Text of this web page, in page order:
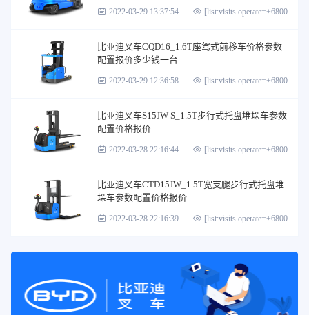
2022-03-29 13:37:54 [list:visits operate=+6800]
比亚迪叉车CQD16_1.6T座驾式前移车价格参数
配置报价多少钱一台
2022-03-29 12:36:58 [list:visits operate=+6800]
比亚迪叉车S15JW-S_1.5T步行式托盘堆垛车参数
配置价格报价
2022-03-28 22:16:44 [list:visits operate=+6800]
比亚迪叉车CTD15JW_1.5T宽支腿步行式托盘堆
垛车参数配置价格报价
2022-03-28 22:16:39 [list:visits operate=+6800]